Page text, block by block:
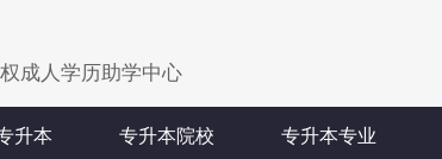
成人学历助学中心
升本 专升本院校 专升本专业